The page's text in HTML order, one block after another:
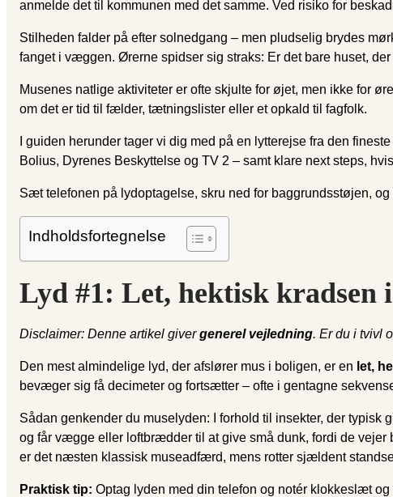
anmelde det til kommunen med det samme. Ved risiko for
Stilheden falder på efter solnedgang – men pludselig brydes
fanget i væggen. Ørerne spidser sig straks: Er det bare huset,
Musenes natlige aktiviteter er ofte skjulte for øjet, men ikke for
om det er tid til fælder, tætningslister eller et opkald til fagfolk.
I guiden herunder tager vi dig med på en lytterejse fra den
Bolius, Dyrenes Beskyttelse og TV 2 – samt klare next steps,
Sæt telefonen på lydoptagelse, skru ned for baggrundsstøjen,
Indholdsfortegnelse
Lyd #1: Let, hektisk kradsen
Disclaimer: Denne artikel givergenerel vejledning. Er du i tvivl
Den mest almindelige lyd, der afslører mus i boligen, er en let,
bevæger sig få decimeter og fortsætter – ofte i gentagne
Sådan genkender du muselyden: I forhold til insekter, der typisk
og får vægge eller loftbrædder til at give små dunk, fordi de vejer
er det næsten klassisk museadfærd, mens rotter sjældent
Praktisk tip: Optag lyden med din telefon og notér klokkeslæt